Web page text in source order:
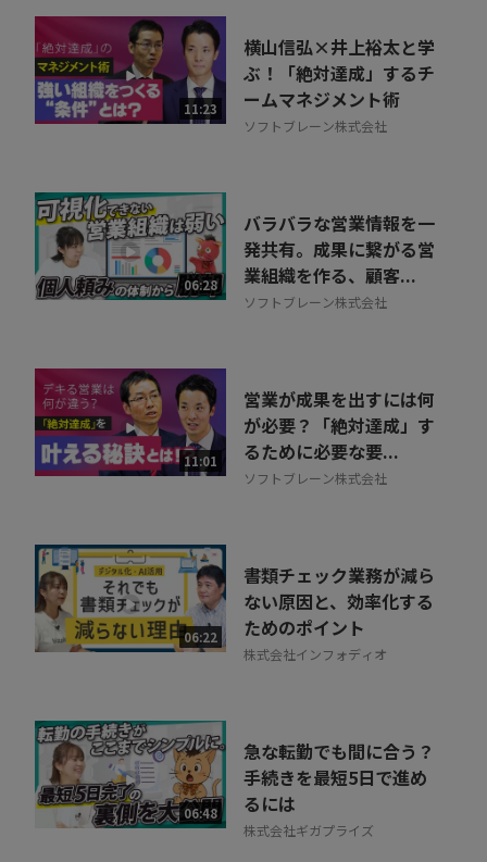
11:23
横山信弘×井上裕太と学
ぶ！「絶対達成」するチ
ームマネジメント術
ソフトブレーン株式会社
06:28
バラバラな営業情報を一
発共有。成果に繋がる営
業組織を作る、顧客...
ソフトブレーン株式会社
11:01
営業が成果を出すには何
が必要？「絶対達成」す
るために必要な要...
ソフトブレーン株式会社
06:22
書類チェック業務が減ら
ない原因と、効率化する
ためのポイント
株式会社インフォディオ
06:48
急な転勤でも間に合う？
手続きを最短5日で進め
るには
株式会社ギガプライズ